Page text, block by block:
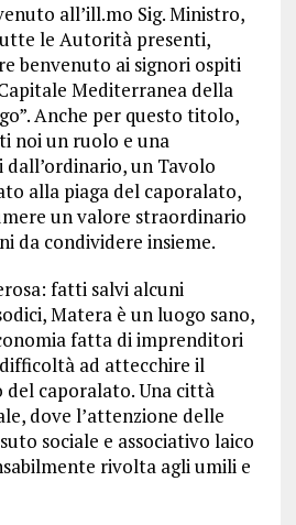
all’ill.mo Sig. Ministro,
le Autorità presenti,
benvenuto ai signori ospiti
Mediterranea della
Anche per questo titolo,
noi un ruolo e una
un Tavolo
alla piaga del caporalato,
un valore straordinario
da condividere insieme.
fatti salvi alcuni
Matera è un luogo sano,
fatta di imprenditori
ad attecchire il
del caporalato. Una città
dove l’attenzione delle
sociale e associativo laico
rivolta agli umili e